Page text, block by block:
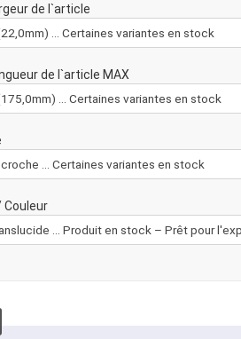
de l`article
de l`article MAX
Couleur